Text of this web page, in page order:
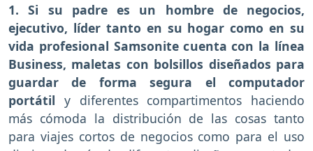
1. Si su padre es un hombre de negocios,
ejecutivo, líder tanto en su hogar como en su
vida profesional Samsonite cuenta con la línea
Business, maletas con bolsillos diseñados para
guardar de forma segura el computador
portátil y diferentes compartimentos haciendo
más cómoda la distribución de las cosas tanto
para viajes cortos de negocios como para el uso